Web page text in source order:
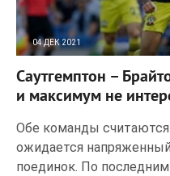
04 ДЕК 2021
Саутгемптон –
и максимум не
Обе команды
ожидается
поединок. По